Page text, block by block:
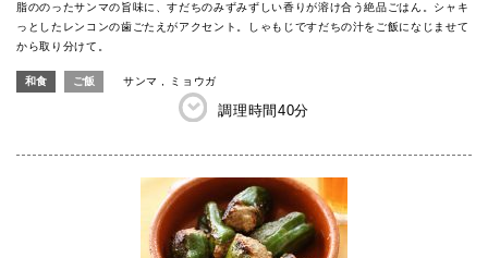
脂ののったサンマの旨味に、すだちのみずみずしい香りが溶け合う絶品ごはん。シャキ
っとしたレンコンの歯ごたえがアクセント。しゃもじですだちの汁をご飯になじませて
から取り分けて。
和食 ご飯 サンマ ミョウガ
調理時間40分